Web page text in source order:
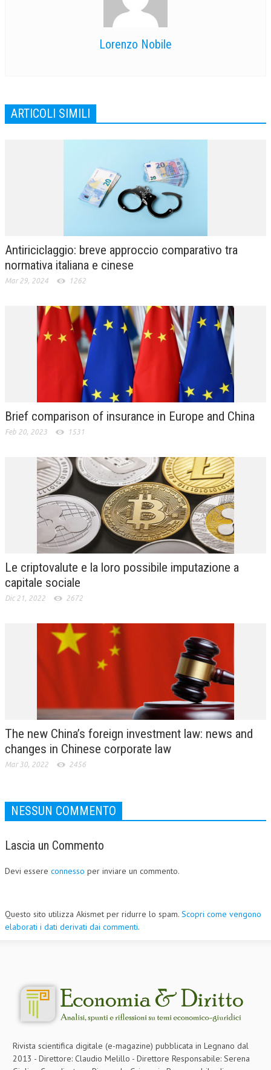
Lorenzo Nobile
ARTICOLI SIMILI
Antiriciclaggio: breve approccio comparativo tra
normativa italiana e cinese
Mar 29, 2024 1262
Brief comparison of insurance in Europe and China
Feb 20, 2023 1531
Le criptovalute e la loro possibile imputazione a
capitale sociale
Dic 21, 2022 2672
The new China’s foreign investment law: news and
changes in Chinese corporate law
Mar 30, 2022 2456
NESSUN COMMENTO
Lascia un Commento
Devi essere connesso per inviare un commento.
Questo sito utilizza Akismet per ridurre lo spam. Scopri come vengono
elaborati i dati derivati dai commenti.
Rivista scientifica digitale (e-magazine) pubblicata in Legnano dal
2013 - Direttore: Claudio Melillo - Direttore Responsabile: Serena